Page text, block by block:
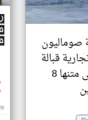
صوماليون
قبالة
سواحل اليمن على متنها 8